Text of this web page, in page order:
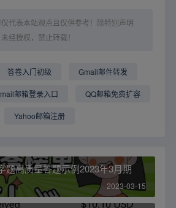
代表本站观点且仅供参考！除特别声明
经授权，禁止转载！
答卷入门初级 Gmail邮件转发
邮箱登录入口 QQ邮箱免费扩容
Yahoo邮箱注册
题高质量答题示例2023年3月期
2023-03-15